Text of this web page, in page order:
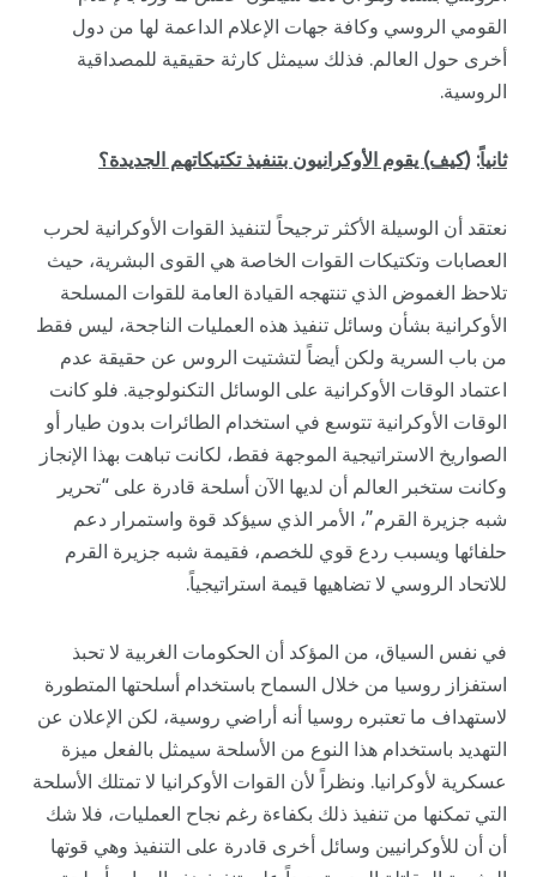
القومي الروسي وكافة جهات الإعلام الداعمة لها من دول
أخرى حول العالم. فذلك سيمثل كارثة حقيقية للمصداقية
الروسية.
ثانياً: (كيف) يقوم الأوكرانيون بتنفيذ تكتيكاتهم الجديدة؟
نعتقد أن الوسيلة الأكثر ترجيحاً لتنفيذ القوات الأوكرانية لحرب
العصابات وتكتيكات القوات الخاصة هي القوى البشرية، حيث
تلاحظ الغموض الذي تنتهجه القيادة العامة للقوات المسلحة
الأوكرانية بشأن وسائل تنفيذ هذه العمليات الناجحة، ليس فقط
من باب السرية ولكن أيضاً لتشتيت الروس عن حقيقة عدم
اعتماد الوقات الأوكرانية على الوسائل التكنولوجية. فلو كانت
الوقات الأوكرانية تتوسع في استخدام الطائرات بدون طيار أو
الصواريخ الاستراتيجية الموجهة فقط، لكانت تباهت بهذا الإنجاز
وكانت ستخبر العالم أن لديها الآن أسلحة قادرة على “تحرير
شبه جزيرة القرم”، الأمر الذي سيؤكد قوة واستمرار دعم
حلفائها ويسبب ردع قوي للخصم، فقيمة شبه جزيرة القرم
للاتحاد الروسي لا تضاهيها قيمة استراتيجياً.
في نفس السياق، من المؤكد أن الحكومات الغربية لا تحبذ
استفزاز روسيا من خلال السماح باستخدام أسلحتها المتطورة
لاستهداف ما تعتبره روسيا أنه أراضي روسية، لكن الإعلان عن
التهديد باستخدام هذا النوع من الأسلحة سيمثل بالفعل ميزة
عسكرية لأوكرانيا. ونظراً لأن القوات الأوكرانيا لا تمتلك الأسلحة
التي تمكنها من تنفيذ ذلك بكفاءة رغم نجاح العمليات، فلا شك
أن أن للأوكرانيين وسائل أخرى قادرة على التنفيذ وهي قوتها